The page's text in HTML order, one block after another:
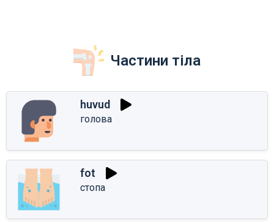
Частини тіла
huvud
голова
fot
стопа